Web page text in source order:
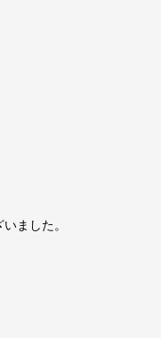
ました。